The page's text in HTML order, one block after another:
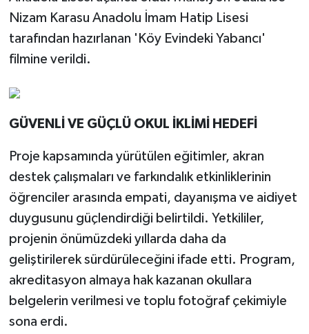
Nizam Karasu Anadolu İmam Hatip Lisesi
tarafından hazırlanan 'Köy Evindeki Yabancı'
filmine verildi.
GÜVENLİ VE GÜÇLÜ OKUL İKLİMİ HEDEFİ
Proje kapsamında yürütülen eğitimler, akran
destek çalışmaları ve farkındalık etkinliklerinin
öğrenciler arasında empati, dayanışma ve aidiyet
duygusunu güçlendirdiği belirtildi. Yetkililer,
projenin önümüzdeki yıllarda daha da
geliştirilerek sürdürüleceğini ifade etti. Program,
akreditasyon almaya hak kazanan okullara
belgelerin verilmesi ve toplu fotoğraf çekimiyle
sona erdi.